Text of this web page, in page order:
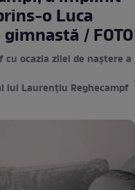
o Luca
/ FOTO
cu ocazia zilei de naștere a
lui Laurențiu Reghecampf